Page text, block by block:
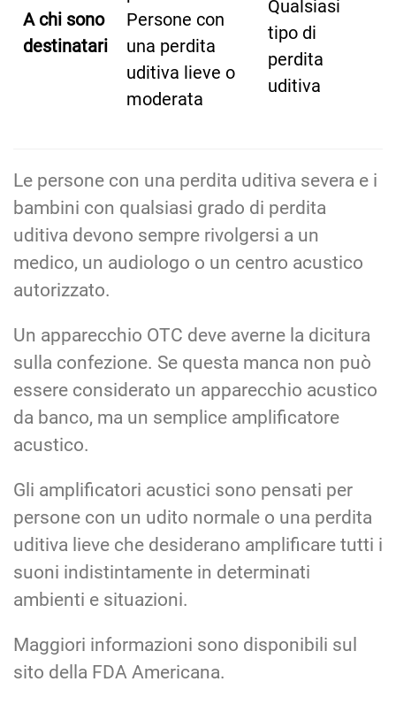
A chi sono
destinatari
Persone con
una perdita
uditiva lieve o
moderata
Qualsiasi
tipo di
perdita
uditiva
Le persone con una perdita uditiva severa e i
bambini con qualsiasi grado di perdita
uditiva devono sempre rivolgersi a un
medico, un audiologo o un centro acustico
autorizzato.
Un apparecchio OTC deve averne la dicitura
sulla confezione. Se questa manca non può
essere considerato un apparecchio acustico
da banco, ma un semplice amplificatore
acustico.
Gli amplificatori acustici sono pensati per
persone con un udito normale o una perdita
uditiva lieve che desiderano amplificare tutti i
suoni indistintamente in determinati
ambienti e situazioni.
Maggiori informazioni sono disponibili sul
sito della FDA Americana.